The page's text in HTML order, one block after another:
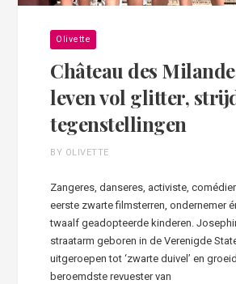
Olivette
Château des
leven vol glitter,
tegenstellingen
BY OLIVETTE
Zangeres, danseres, activiste,
eerste zwarte filmsterren, ondernemer
twaalf geadopteerde kinderen.
straatarm geboren in de Verenigde
uitgeroepen tot ‘zwarte duivel’ en
beroemdste revuester van